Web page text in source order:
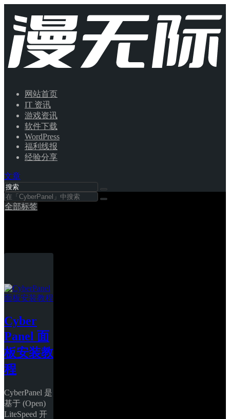
网站首页
IT 资讯
游戏资讯
软件下载
WordPress
福利线报
经验分享
文章
全部标签
Cyber​​
Panel 面
板安装教
程
CyberPanel 是
基于 (Open)
LiteSpeed 开